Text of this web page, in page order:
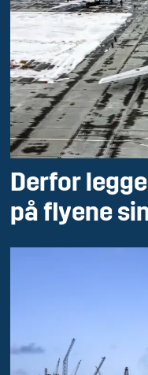
Derfor
på flyene